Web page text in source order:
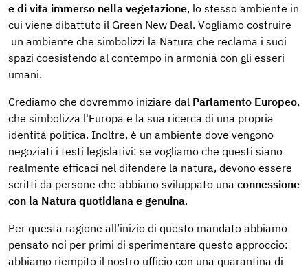
e di vita immerso nella vegetazione, lo stesso ambiente in
cui viene dibattuto il Green New Deal. Vogliamo costruire
un ambiente che simbolizzi la Natura che reclama i suoi
spazi coesistendo al contempo in armonia con gli esseri
umani.
Crediamo che dovremmo iniziare dal Parlamento Europeo,
che simbolizza l'Europa e la sua ricerca di una propria
identità politica. Inoltre, è un ambiente dove vengono
negoziati i testi legislativi: se vogliamo che questi siano
realmente efficaci nel difendere la natura, devono essere
scritti da persone che abbiano sviluppato una connessione
con la Natura quotidiana e genuina.
Per questa ragione all’inizio di questo mandato abbiamo
pensato noi per primi di sperimentare questo approccio:
abbiamo riempito il nostro ufficio con una quarantina di